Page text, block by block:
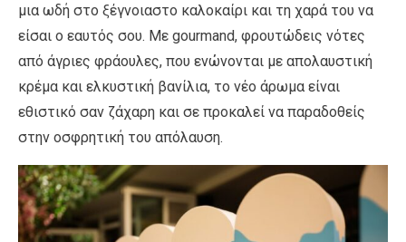
μια ωδή στο ξέγνοιαστο καλοκαίρι και τη χαρά του να
είσαι ο εαυτός σου. Με gourmand, φρουτώδεις νότες
από άγριες φράουλες, που ενώνονται με απολαυστική
κρέμα και ελκυστική βανίλια, το νέο άρωμα είναι
εθιστικό σαν ζάχαρη και σε προκαλεί να παραδοθείς
στην οσφρητική του απόλαυση.